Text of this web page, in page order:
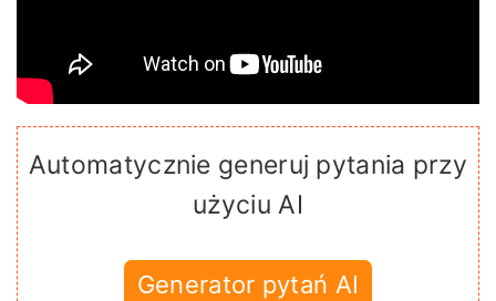
Automatycznie generuj pytania przy
użyciu AI
Generator pytań AI